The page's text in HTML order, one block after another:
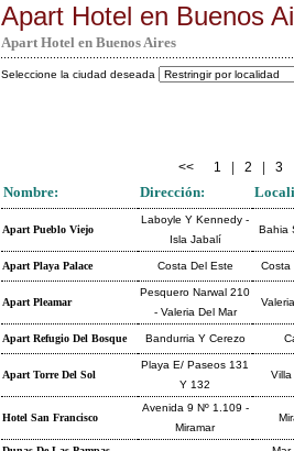
Apart Hotel en Buenos
Apart Hotel en Buenos Aires
Seleccione la ciudad deseada
<< 1 2 3
Nombre: Dirección:
Apart Pueblo Viejo
Laboyle Y Kennedy -
Isla Jabalí
Bahia
Apart Playa Palace Costa Del Este Costa
Apart Pleamar
Pesquero Narwal 210
- Valeria Del Mar
Apart Refugio Del Bosque Bandurria Y Cerezo
Apart Torre Del Sol
Playa E/ Paseos 131
Y 132
Villa
Hotel San Francisco
Avenida 9 Nº 1.109 -
Miramar